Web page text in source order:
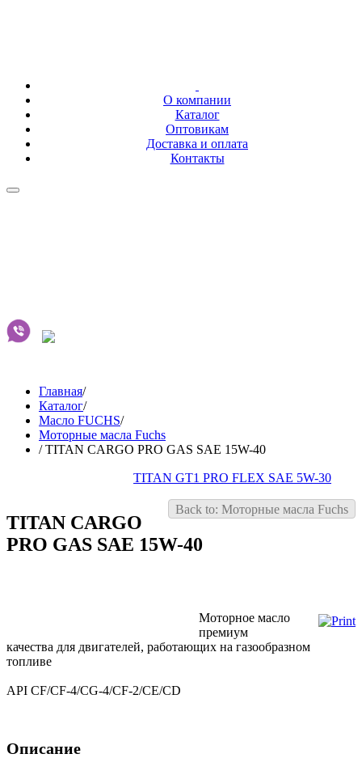
О компании
Каталог
Оптовикам
Доставка и оплата
Контакты
Главная/
Каталог/
Масло FUCHS/
Моторные масла Fuchs
/TITAN CARGO PRO GAS SAE 15W-40
TITAN GT1 PRO FLEX SAE 5W-30
Back to: Моторные масла Fuchs
TITAN CARGO
PRO GAS SAE 15W-40
Моторное масло
премиум
качества для двигателей, работающих на газообразном
топливе
API CF/CF-4/CG-4/CF-2/CE/CD
Описание